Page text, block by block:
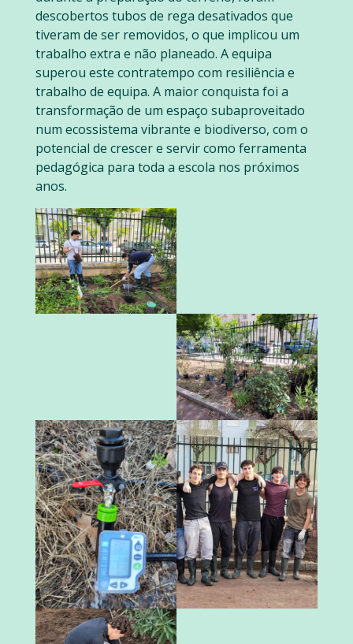
descobertos tubos de rega desativados que
tiveram de ser removidos, o que implicou um
trabalho extra e não planeado. A equipa
superou este contratempo com resiliência e
trabalho de equipa. A maior conquista foi a
transformação de um espaço subaproveitado
num ecossistema vibrante e biodiverso, com o
potencial de crescer e servir como ferramenta
pedagógica para toda a escola nos próximos
anos.